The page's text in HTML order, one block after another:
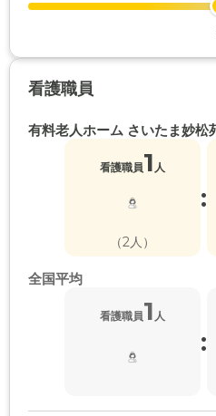
看護職員
有料老人ホーム さいたま妙松
看護職員1 人
（2人）
:
全国平均
看護職員1 人
: